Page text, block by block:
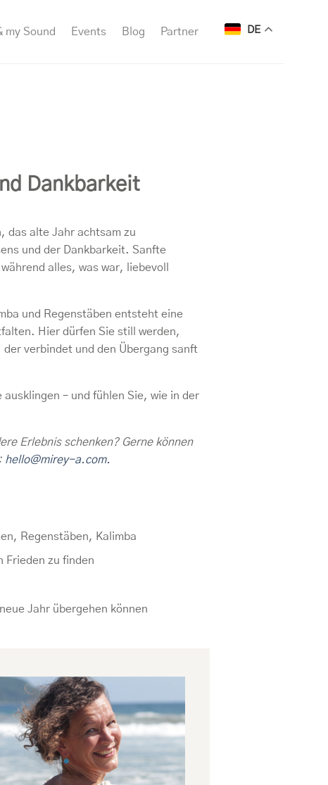
my Sound Events Blog Partner DE
Dankbarkeit
das alte Jahr achtsam zu
und der Dankbarkeit. Sanfte
alles, was war, liebevoll
und Regenstäben entsteht eine
Hier dürfen Sie still werden,
verbindet und den Übergang sanft
ausklingen – und fühlen Sie, wie in der
Erlebnis schenken? Gerne können
hello@mirey-a.com.
Regenstäben, Kalimba
Frieden zu finden
Jahr übergehen können